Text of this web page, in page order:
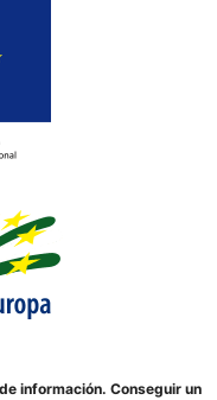
información. Conseguir un